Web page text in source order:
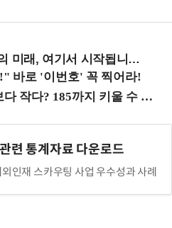
기서 시작됩니다! (9/2 강남역)
관련 통계자료 다운로드
인재 스카우팅 사업 우수성과 사례